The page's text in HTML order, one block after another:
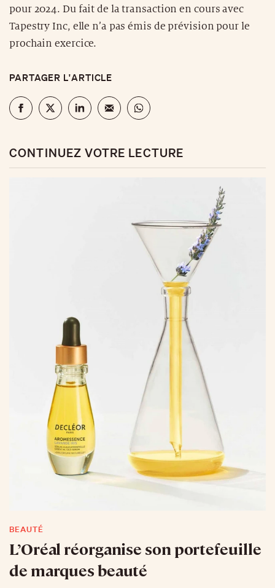
pour 2024. Du fait de la transaction en cours avec
Tapestry Inc, elle n’a pas émis de prévision pour le
prochain exercice.
PARTAGER L'ARTICLE
CONTINUEZ VOTRE LECTURE
BEAUTÉ
L’Oréal réorganise son portefeuille
de marques beauté